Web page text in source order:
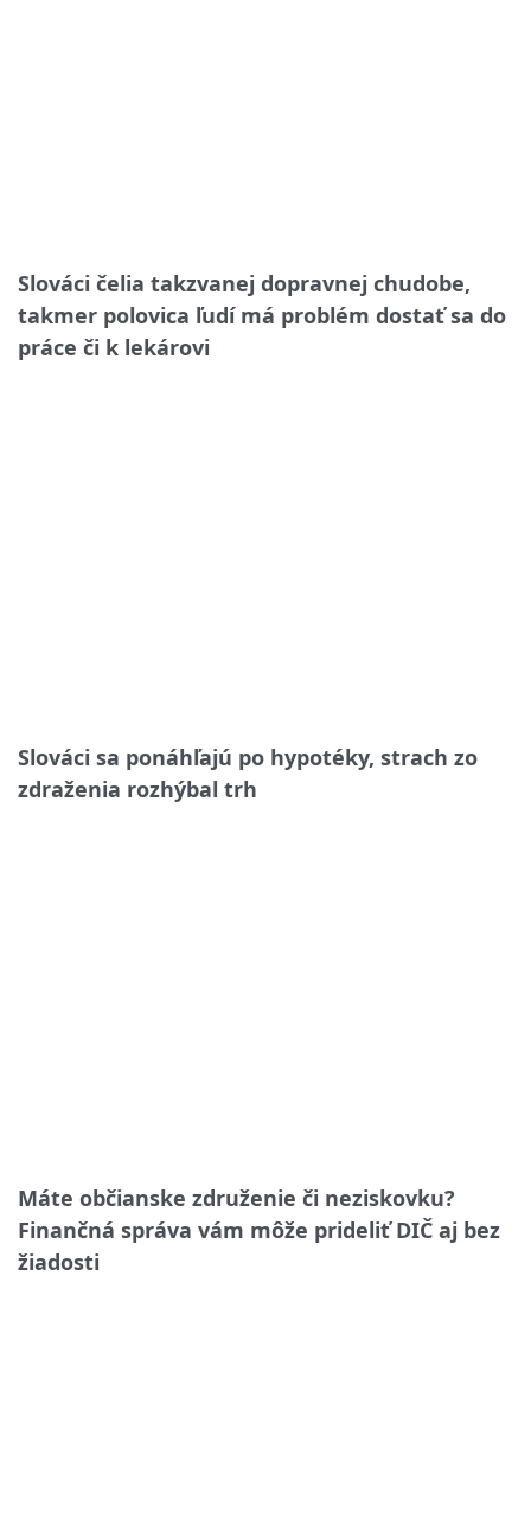
Slováci čelia takzvanej dopravnej chudobe,
takmer polovica ľudí má problém dostať sa do
práce či k lekárovi
Slováci sa ponáhľajú po hypotéky, strach zo
zdraženia rozhýbal trh
Máte občianske združenie či neziskovku?
Finančná správa vám môže prideliť DIČ aj bez
žiadosti